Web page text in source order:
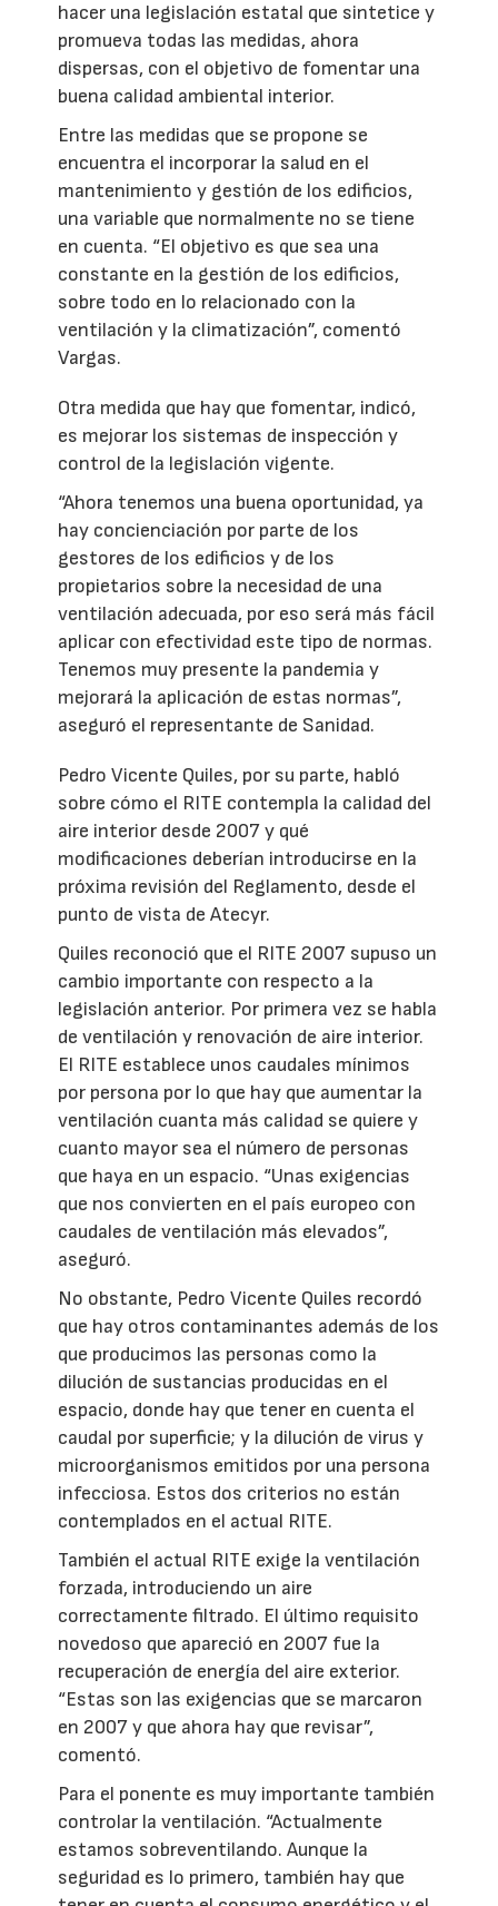
hacer una legislación estatal que sintetice y
promueva todas las medidas, ahora
dispersas, con el objetivo de fomentar una
buena calidad ambiental interior.
Entre las medidas que se propone se
encuentra el incorporar la salud en el
mantenimiento y gestión de los edificios,
una variable que normalmente no se tiene
en cuenta. “El objetivo es que sea una
constante en la gestión de los edificios,
sobre todo en lo relacionado con la
ventilación y la climatización”, comentó
Vargas.
Otra medida que hay que fomentar, indicó,
es mejorar los sistemas de inspección y
control de la legislación vigente.
“Ahora tenemos una buena oportunidad, ya
hay concienciación por parte de los
gestores de los edificios y de los
propietarios sobre la necesidad de una
ventilación adecuada, por eso será más fácil
aplicar con efectividad este tipo de normas.
Tenemos muy presente la pandemia y
mejorará la aplicación de estas normas”,
aseguró el representante de Sanidad.
Pedro Vicente Quiles, por su parte, habló
sobre cómo el RITE contempla la calidad del
aire interior desde 2007 y qué
modificaciones deberían introducirse en la
próxima revisión del Reglamento, desde el
punto de vista de Atecyr.
Quiles reconoció que el RITE 2007 supuso un
cambio importante con respecto a la
legislación anterior. Por primera vez se habla
de ventilación y renovación de aire interior.
El RITE establece unos caudales mínimos
por persona por lo que hay que aumentar la
ventilación cuanta más calidad se quiere y
cuanto mayor sea el número de personas
que haya en un espacio. “Unas exigencias
que nos convierten en el país europeo con
caudales de ventilación más elevados”,
aseguró.
No obstante, Pedro Vicente Quiles recordó
que hay otros contaminantes además de los
que producimos las personas como la
dilución de sustancias producidas en el
espacio, donde hay que tener en cuenta el
caudal por superficie; y la dilución de virus y
microorganismos emitidos por una persona
infecciosa. Estos dos criterios no están
contemplados en el actual RITE.
También el actual RITE exige la ventilación
forzada, introduciendo un aire
correctamente filtrado. El último requisito
novedoso que apareció en 2007 fue la
recuperación de energía del aire exterior.
“Estas son las exigencias que se marcaron
en 2007 y que ahora hay que revisar”,
comentó.
Para el ponente es muy importante también
controlar la ventilación. “Actualmente
estamos sobreventilando. Aunque la
seguridad es lo primero, también hay que